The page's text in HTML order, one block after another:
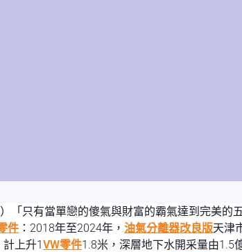
「只有當單戀的傻氣與財富的霸氣達到完美的
件 ：2018年至2024年， 油氣分離器改良版天津
上升1VW零件1.8米，深層地下水開采量由1.5